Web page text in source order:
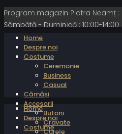
Program magazin Piatra Neamț :
Sâmbătă - Duminică : 10:00-14:00
Home
Despre noi
Costume
Ceremonie
Business
Casual
Cămăși
Accesorii
Butoni
Cravate
Curele
Home
Despre noi
Costume